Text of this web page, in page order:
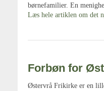
børnefamilier. En
Læs hele artiklen om det
Forbøn for
Østervrå Frikirke er en